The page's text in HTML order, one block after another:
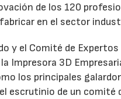
de los 120
en el sector
y el Comité de
Impresora 3D
los principales
escrutinio de un